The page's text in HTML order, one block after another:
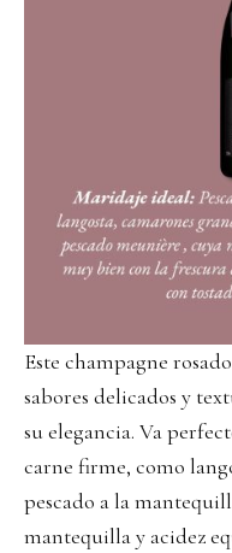
Este champagne
sabores delicados y
su elegancia. Va
carne firme, como
pescado a la
mantequilla y acidez